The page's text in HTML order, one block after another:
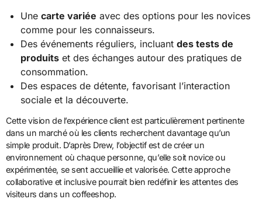
Unecarte variée avec des options pour les novices
comme pour les connaisseurs.
Des événements réguliers, incluantdes tests de
produits et des échanges autour des pratiques de
consommation.
Des espaces de détente, favorisant l’interaction
sociale et la découverte.
Cette vision de l’expérience client est particulièrement pertinente
dans un marché où les clients recherchent davantage qu’un
simple produit. D’après Drew, l’objectif est de créer un
environnement où chaque personne, qu’elle soit novice ou
expérimentée, se sent accueillie et valorisée. Cette approche
collaborative et inclusive pourrait bien redéfinir les attentes des
visiteurs dans un coffeeshop.